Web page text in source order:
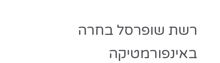
רשת שופרסל בחרה
באינפורמטיקה